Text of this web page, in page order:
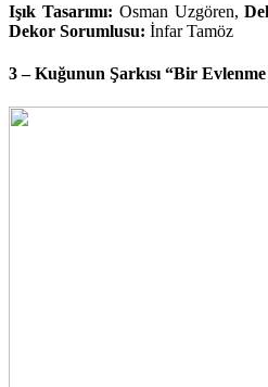
Işık Tasarımı: Osman Uzgören,
Dekor Sorumlusu: İnfar Tamöz
3 – Kuğunun Şarkısı “Bir